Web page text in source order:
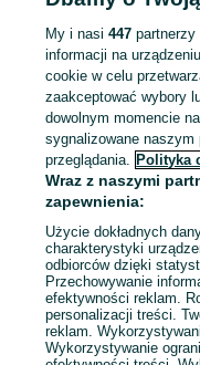
kolekcjonerskie
Butelki
Białystok
Butelki
KATEGORIA
ID:1023023728
Zadzwoń /
My i nasi447
informacji na
cookie w celu
zaakceptować wybory
dowolnym momencie
sygnalizowane naszym
przeglądania. Polityka
Wraz z naszymi
zapewnienia:
Użycie dokładnych
charakterystyki
odbiorców dzięki
Przechowywanie
efektywności reklam.
personalizacji treści.
reklam.
Wykorzystywanie